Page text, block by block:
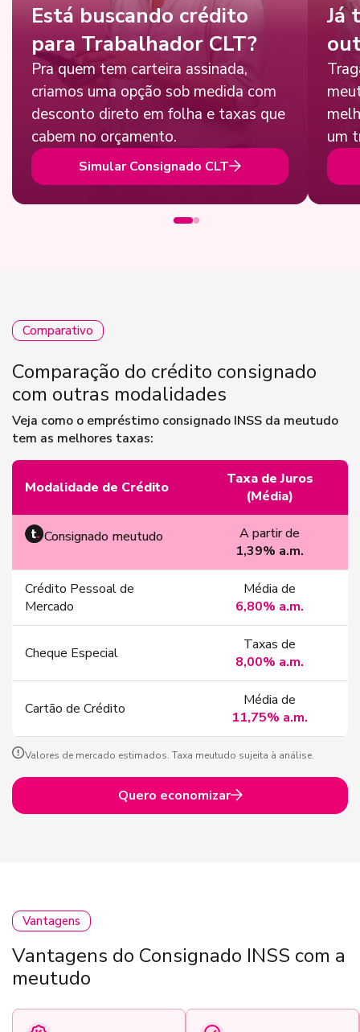
Está buscando crédito
para Trabalhador CLT?
Pra quem tem carteira assinada,
criamos uma opção sob medida com
desconto direto em folha e taxas que
cabem no orçamento.
Simular Consignado CLT
Já
um
Comparativo
Comparação do crédito consignado
com outras modalidades
Veja como o empréstimo consignado INSS da meutudo
tem as melhores taxas:
Modalidade de Crédito
Taxa de Juros
(Média)
Consignado meutudo
A partir de
1,39% a.m.
Crédito Pessoal de
Mercado
Média de
6,80% a.m.
Cheque Especial
Taxas de
8,00% a.m.
Cartão de Crédito
Média de
11,75% a.m.
Valores de mercado estimados. Taxa meutudo sujeita à análise.
Quero economizar
Vantagens
Vantagens do Consignado INSS com a
meutudo